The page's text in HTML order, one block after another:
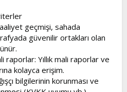
geçmişi, sahada
güvenilir ortakları olan
raporlar: Yıllık mali raporlar ve
kolayca erişim.
bilgilerinin korunması ve